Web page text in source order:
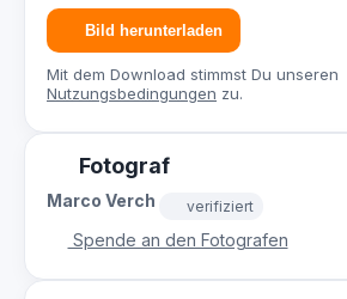
Bild herunterladen
Mit dem Download stimmst Du unseren
Nutzungsbedingungen zu.
Fotograf
Marco Verch verifiziert
Spende an den Fotografen